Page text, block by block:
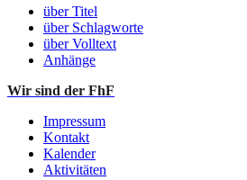
über Titel
über Schlagworte
über Volltext
Anhänge
Wir sind der FhF
Impressum
Kontakt
Kalender
Aktivitäten